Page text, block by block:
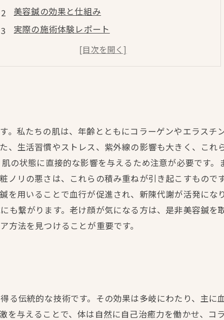
美容鍼の効果と仕組み
実際の施術体験レポート
鍼灸師が教えるセルフケア法
若返り効果を持続させるために
私たちの肌は、年齢とともにコラーゲンやエラスチ
、生活習慣やストレス、紫外線の影響も大きく、こ
の状態に直接的な影響を与えるため注意が必要です
ノリの悪さは、これらの積み重ねが引き起こすもので
を用いることで血行が促進され、新陳代謝が活発にな
も繋がります。老け顔が気になる方は、是非美容鍼
方法を見つけることが重要です。
る伝統的な技術です。その効果は多岐にわたり、主に
を与えることで、体は自然に自己治癒力を働かせ、コ